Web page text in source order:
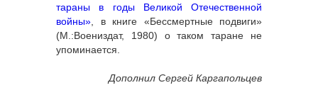
тараны в годы Великой Отечественной
войны» , в книге «Бессмертные подвиги»
(М.:Воениздат, 1980) о таком таране не
упоминается.
Дополнил Сергей Каргапольцев